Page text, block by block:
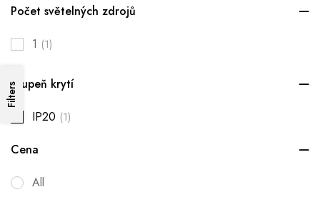
Počet světelných zdrojů
1 (1)
Stupeň krytí
IP20 (1)
Cena
All
Filters